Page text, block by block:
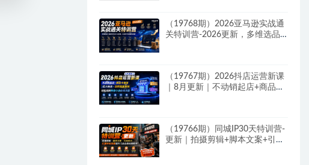
（19768期）2026亚马逊实战通
关特训营-2026更新，多维选品
（19767期）2026抖店运营新课
｜8月更新｜不动销起店+商品卡
（19766期）同城IP30天特训营-
更新｜拍摄剪辑+脚本文案+引流